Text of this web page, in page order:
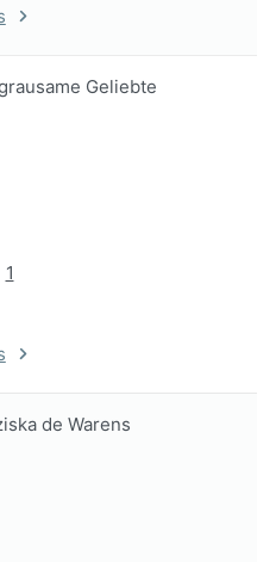
Geliebte
1
de Warens